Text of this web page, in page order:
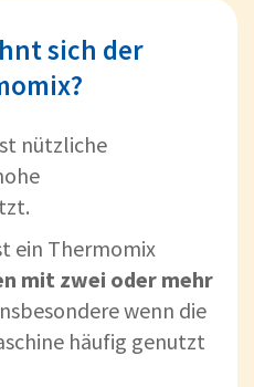
sich der
nützliche
ein Thermomix
mit zwei oder mehr
wenn die
häufig genutzt